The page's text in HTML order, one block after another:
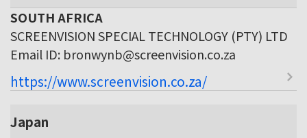
SOUTH AFRICA
SCREENVISION SPECIAL TECHNOLOGY (PTY) LTD
Email ID: bronwynb@screenvision.co.za
https://www.screenvision.co.za/
Japan